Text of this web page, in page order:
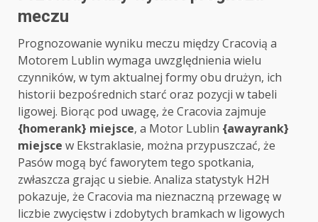
meczu
Prognozowanie wyniku meczu między Cracovią a
Motorem Lublin wymaga uwzględnienia wielu
czynników, w tym aktualnej formy obu drużyn, ich
historii bezpośrednich starć oraz pozycji w tabeli
ligowej. Biorąc pod uwagę, że Cracovia zajmuje
{homerank} miejsce, a Motor Lublin {awayrank}
miejsce w Ekstraklasie, można przypuszczać, że
Pasów mogą być faworytem tego spotkania,
zwłaszcza grając u siebie. Analiza statystyk H2H
pokazuje, że Cracovia ma nieznaczną przewagę w
liczbie zwycięstw i zdobytych bramkach w ligowych